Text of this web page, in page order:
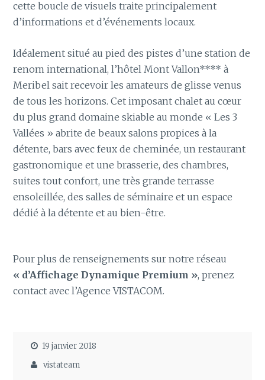
cette boucle de visuels traite principalement
d’informations et d’événements locaux.
Idéalement situé au pied des pistes d’une station de
renom international, l’hôtel Mont Vallon**** à
Meribel sait recevoir les amateurs de glisse venus
de tous les horizons. Cet imposant chalet au cœur
du plus grand domaine skiable au monde « Les 3
Vallées » abrite de beaux salons propices à la
détente, bars avec feux de cheminée, un restaurant
gastronomique et une brasserie, des chambres,
suites tout confort, une très grande terrasse
ensoleillée, des salles de séminaire et un espace
dédié à la détente et au bien-être.
Pour plus de renseignements sur notre réseau
« d’Affichage Dynamique Premium », prenez
contact avec l’Agence VISTACOM.
19 janvier 2018
vistateam